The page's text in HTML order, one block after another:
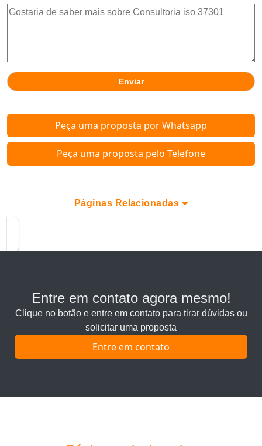
Peça uma proposta por Whatsapp
Peça uma proposta pelo Telefone
Páginas Relacionadas
Entre em contato agora mesmo!
Clique no botão e entre em contato para tirar dúvidas ou
solicitar uma proposta
Entre em contato